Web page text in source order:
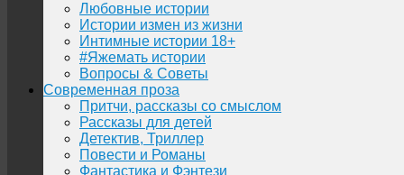
Любовные истории
Истории измен из жизни
Интимные истории 18+
#Яжемать истории
Вопросы & Советы
Современная проза
Притчи, рассказы со смыслом
Рассказы для детей
Детектив, Триллер
Повести и Романы
Фантастика и Фэнтези